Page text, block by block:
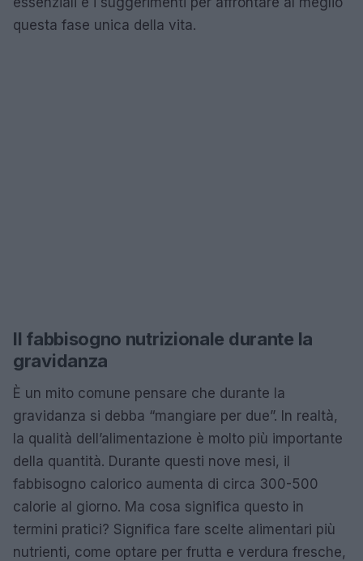
questa fase unica della vita.
Il fabbisogno nutrizionale durante la
gravidanza
È un mito comune pensare che durante la
gravidanza si debba “mangiare per due”. In realtà,
la qualità dell’alimentazione è molto più importante
della quantità. Durante questi nove mesi, il
fabbisogno calorico aumenta di circa 300-500
calorie al giorno. Ma cosa significa questo in
termini pratici? Significa fare scelte alimentari più
nutrienti, come optare per frutta e verdura fresche,